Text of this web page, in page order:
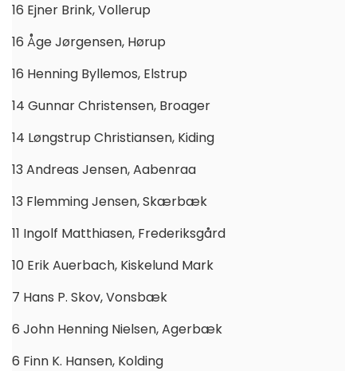
16 Ejner Brink, Vollerup
16 Åge Jørgensen, Hørup
16 Henning Byllemos, Elstrup
14 Gunnar Christensen, Broager
14 Løngstrup Christiansen, Kiding
13 Andreas Jensen, Aabenraa
13 Flemming Jensen, Skærbæk
11 Ingolf Matthiasen, Frederiksgård
10 Erik Auerbach, Kiskelund Mark
7 Hans P. Skov, Vonsbæk
6 John Henning Nielsen, Agerbæk
6 Finn K. Hansen, Kolding